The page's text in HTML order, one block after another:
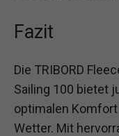
Fazit
Die TRIBORD
Sailing 100 bietet
optimalen
Wetter. Mit